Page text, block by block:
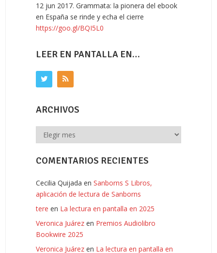
12 jun 2017. Grammata: la pionera del ebook
en España se rinde y echa el cierre
https://goo.gl/BQI5L0
LEER EN PANTALLA EN…
ARCHIVOS
Archivos
COMENTARIOS RECIENTES
Cecilia Quijada en Sanborns S Libros,
aplicación de lectura de Sanborns
tere en La lectura en pantalla en 2025
Veronica Juárez en Premios Audiolibro
Bookwire 2025
Veronica Juárez en La lectura en pantalla en